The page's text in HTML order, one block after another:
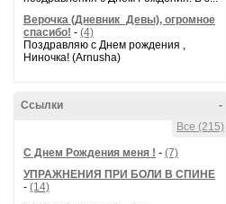
Верочка (Дневник_Девы), огромное
спасибо! - (4)
Поздравляю с Днем рождения ,
Ниночка! (Arnusha)
-
Ссылки
Все (215)
С Днем Рождения меня ! - (7)
УПРАЖНЕНИЯ ПРИ БОЛИ В СПИНЕ
- (14)